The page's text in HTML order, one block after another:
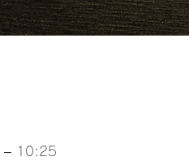
– 10:25